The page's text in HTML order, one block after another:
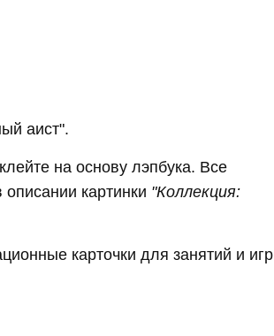
аист".
на основу лэпбука. Все
картинки "Коллекция:
карточки для занятий и игр